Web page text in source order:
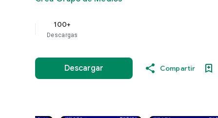
100+
Descargas
Descargar Compartir